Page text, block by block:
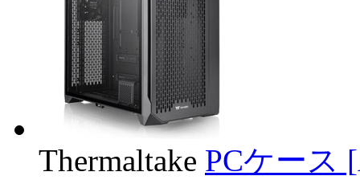
Thermaltake PCケース